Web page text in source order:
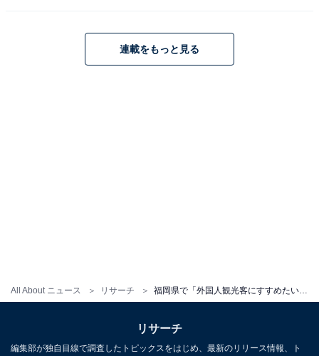
All About ニュース リサーチ
連載をもっと見る
リサーチ
編集部が独自目線で調査したトピックスをはじめ、最新のリリース情報、ト